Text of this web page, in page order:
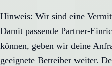
Hinweis: Wir sind eine
Damit passende Partner-
können, geben wir deine
geeignete Betreiber weiter.